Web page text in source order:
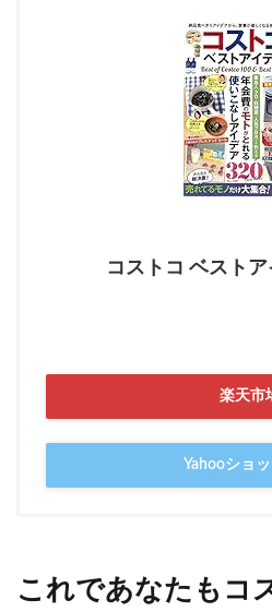
コストコ ベスト
楽天市
Yahooショ
これであなたもコ